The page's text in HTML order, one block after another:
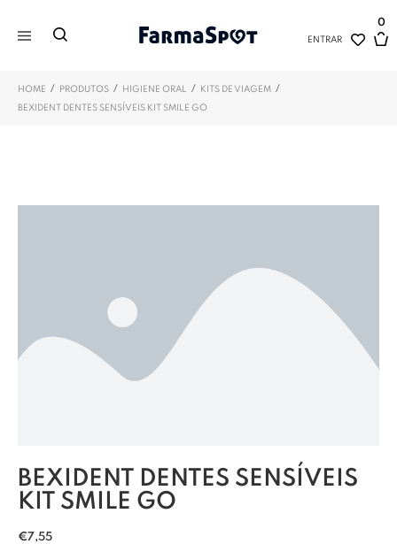
ENTRAR
0
HOME / PRODUTOS / HIGIENE ORAL / KITS DE VIAGEM /
BEXIDENT DENTES SENSÍVEIS KIT SMILE GO
BEXIDENT DENTES SENSÍVEIS
KIT SMILE GO
€7,55